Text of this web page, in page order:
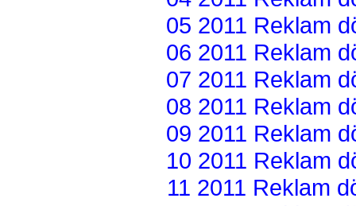
05 2011 Reklam
06 2011 Reklam
07 2011 Reklam
08 2011 Reklam
09 2011 Reklam
10 2011 Reklam
11 2011 Reklam